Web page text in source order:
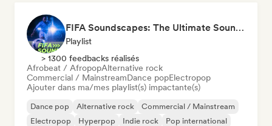
FIFA Soundscapes: The Ultimate Soundtrack ⚽️ Festival Indie, Electropop & Dance Anthems
Playlist
> 1300 feedbacks réalisés
Afrobeat / AfropopAlternative rock
Commercial / MainstreamDance popElectropop
Ajouter dans ma/mes playlist(s) impactante(s)
Dance pop Alternative rock
Commercial / Mainstream
Electropop
Hyperpop Indie rock
Pop international